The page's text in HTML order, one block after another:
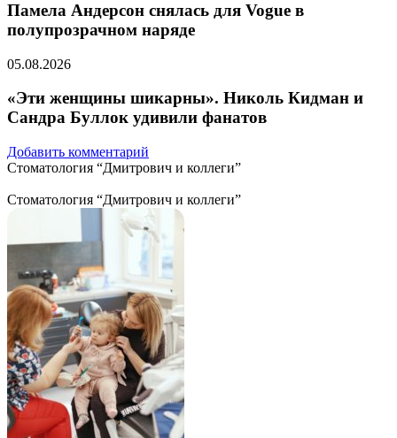
Памела Андерсон снялась для Vogue в
полупрозрачном наряде
05.08.2026
«Эти женщины шикарны». Николь Кидман и
Сандра Буллок удивили фанатов
Добавить комментарий
Стоматология “Дмитрович и коллеги”
Стоматология “Дмитрович и коллеги”